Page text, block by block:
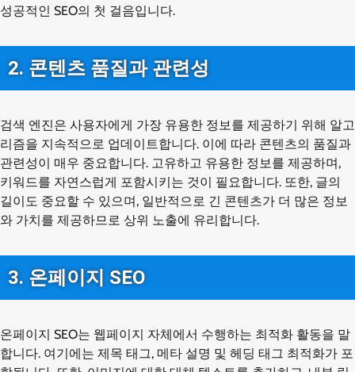
성공적인 SEO의 첫 걸음입니다.
2. 콘텐츠 품질과 관련성
검색 엔진은 사용자에게 가장 유용한 정보를 제공하기 위해 알고
리즘을 지속적으로 업데이트합니다. 이에 따라 콘텐츠의 품질과
관련성이 매우 중요합니다. 고유하고 유용한 정보를 제공하며,
키워드를 자연스럽게 포함시키는 것이 필요합니다. 또한, 글의
길이도 중요할 수 있으며, 일반적으로 긴 콘텐츠가 더 많은 정보
와 가치를 제공하므로 상위 노출에 유리합니다.
3. 온페이지 SEO
온페이지 SEO는 웹페이지 자체에서 수행하는 최적화 활동을 말
합니다. 여기에는 제목 태그, 메타 설명 및 헤딩 태그 최적화가 포